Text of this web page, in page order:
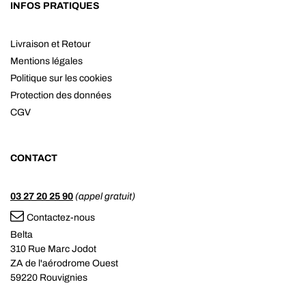
INFOS PRATIQUES
Livraison et Retour
Mentions légales
Politique sur les cookies
Protection des données
CGV
CONTACT
03 27 20 25 90 (appel gratuit)
Contactez-nous
Belta
310 Rue Marc Jodot
ZA de l'aérodrome Ouest
59220 Rouvignies